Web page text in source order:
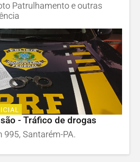
Patrulhamento e outras
- Tráfico de drogas
995, Santarém-PA.